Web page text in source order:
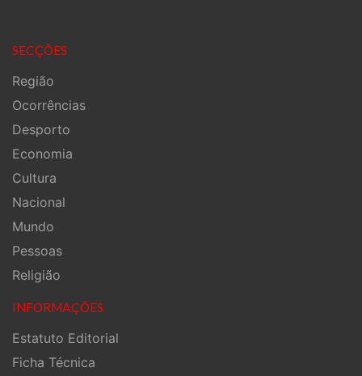
SECÇÕES
Região
Ocorrências
Desporto
Economia
Cultura
Nacional
Mundo
Pessoas
Religião
INFORMAÇÕES
Estatuto Editorial
Ficha Técnica